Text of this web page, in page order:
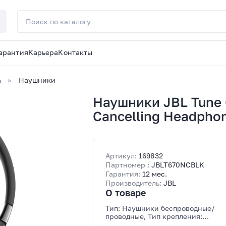
КарьераКонтакты
Наушники
Наушники JBL Tune
Cancelling
Артикул: 169832
Партномер : JBLT670NCBLK
Гарантия: 12 мес.
Производитель: JBL
О товаре
Тип: Наушники беспроводные/
проводные, Тип крепления: